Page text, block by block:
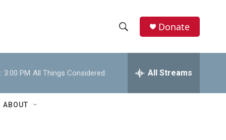
h
w
e
h
Donate
3:00 PM All Things Considered All Streams
ABOUT